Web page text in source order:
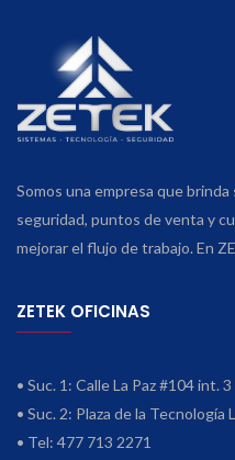
Somos una empresa que
seguridad, puntos de venta y
mejorar el flujo de trabajo. En
ZETEK OFICINAS
• Suc. 1: Calle La Paz #104 int.
• Suc. 2: Plaza de la Tecnología
• Tel: 477 713 2271